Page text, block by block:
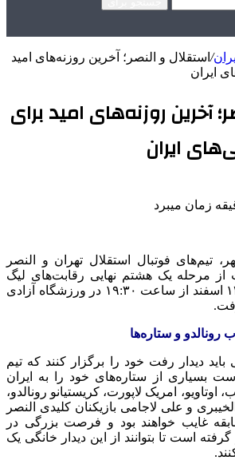
/ استقلال و النصر؛ آخرین روزنه‌های امید
ایران
آخرین روزنه‌های امید برای
ایران
تیم‌های فوتبال استقلال تهران و النصر
مرحله یک هشتم نهایی رقابت‌های لیگ
نخبگان آسیا، دوشنبه ۱۳ اسفند از ساعت ۱۹:۳۰ در ورزشگاه آزادی
و ستاره‌ها
دیدار رفت خود را برگزار کنند که تیم
بسیاری از ستاره‌های خود را به ایران
اوتاویو، امریک لاپورت، کریستیانو رونالدو،
و علی لاجامی بازیکنان کلیدی النصر
غایب خواهند بود و فرصت بزرگی در
گرفته است تا بتوانند از این دیدار خانگی یک